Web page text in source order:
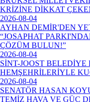
KRİZİNE DİKKAT
2026-08-04
AYHAN DEMİR'DEN
“JOSAPHAT
ÇÖZÜM BULUN!”
2026-08-04
SİNT-JOOST
HEMŞEHRİLERİYLE
2026-08-04
SENATÖR HASAN
TEMİZ HAVA VE GÜÇ